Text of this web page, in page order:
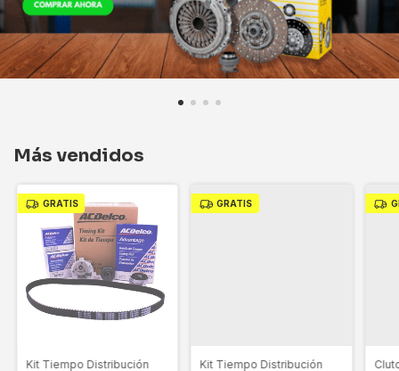
Más vendidos
GRATIS
Kit Tiempo Distribución
GRATIS
Kit Tiempo Distribución